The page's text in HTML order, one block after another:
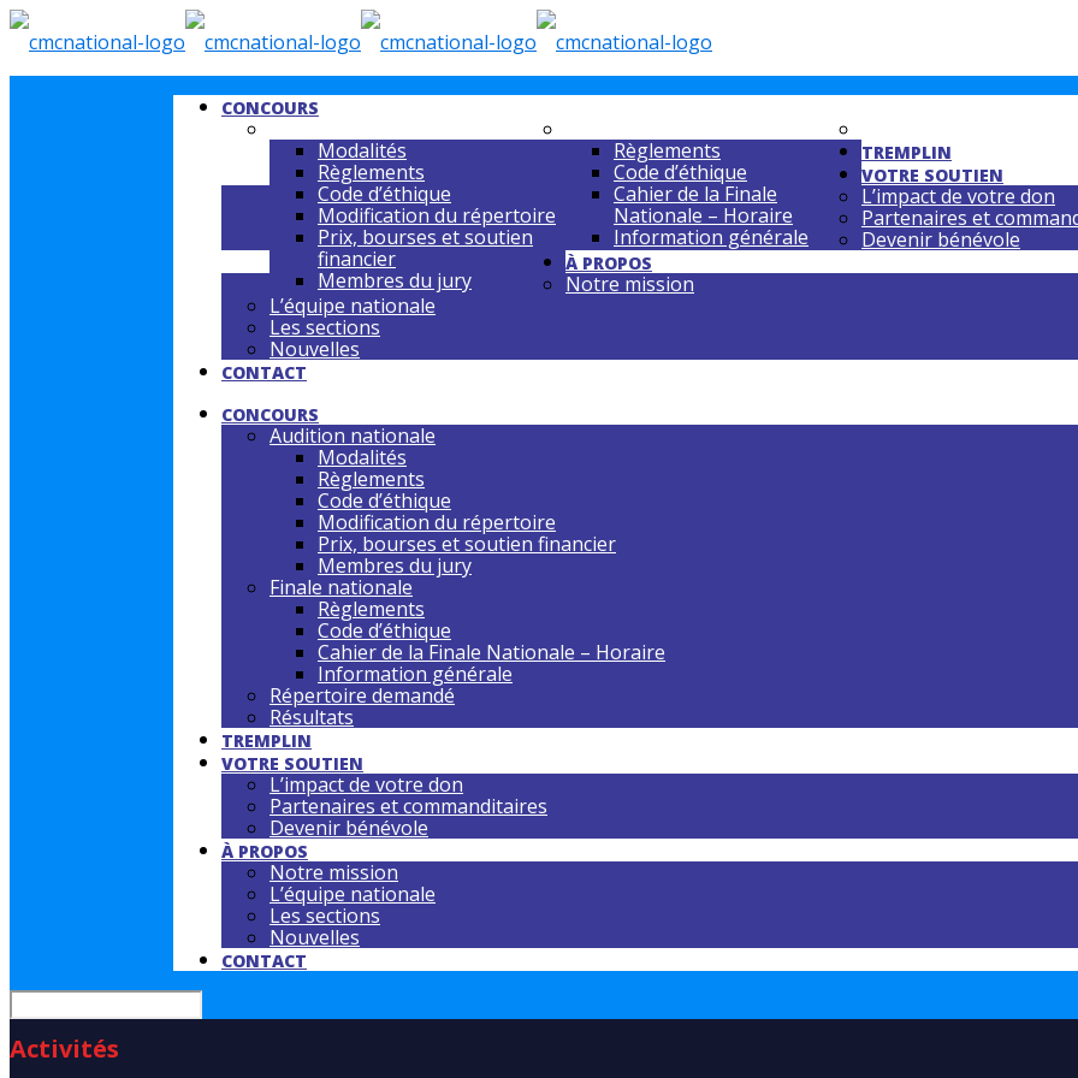
CONCOURS
Modalités
Règlements
Code d’éthique
Modification du répertoire
Prix, bourses et soutien
financier
Membres du jury
Règlements
Code d’éthique
Cahier de la Finale
Nationale – Horaire
Information générale
TREMPLIN
VOTRE SOUTIEN
L’impact de votre don
Partenaires et
Devenir bénévole
À PROPOS
Notre mission
L’équipe nationale
Les sections
Nouvelles
CONTACT
CONCOURS
Audition nationale
Modalités
Règlements
Code d’éthique
Modification du répertoire
Prix, bourses et soutien financier
Membres du jury
Finale nationale
Règlements
Code d’éthique
Cahier de la Finale Nationale – Horaire
Information générale
Répertoire demandé
Résultats
TREMPLIN
VOTRE SOUTIEN
L’impact de votre don
Partenaires et commanditaires
Devenir bénévole
À PROPOS
Notre mission
L’équipe nationale
Les sections
Nouvelles
CONTACT
Activités